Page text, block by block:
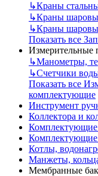
↳Краны
↳Краны
↳Краны
Показать все
Измерительные
↳Манометры,
↳Счетчики
Показать все
комплектующие
Инструмент
Коллектора и
Комплектующие
Комплектующие
Котлы,
Манжеты,
Мембранные